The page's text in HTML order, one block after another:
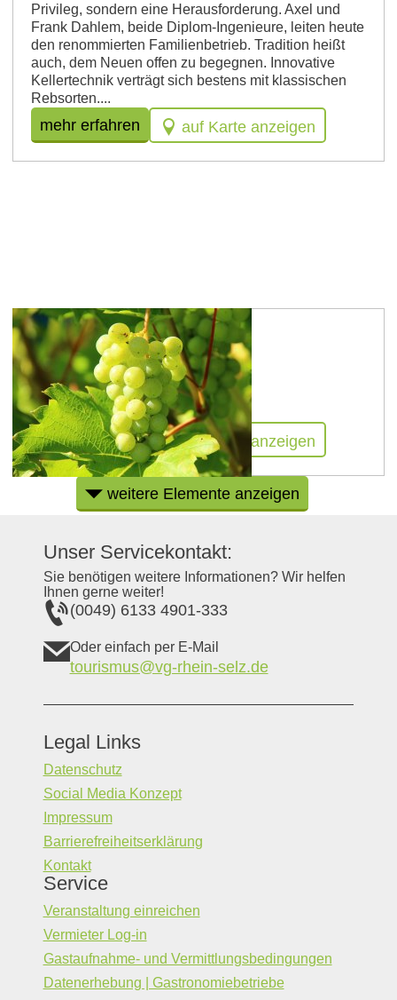
Privileg, sondern eine Herausforderung. Axel und
Frank Dahlem, beide Diplom-Ingenieure, leiten heute
den renommierten Familienbetrieb. Tradition heißt
auch, dem Neuen offen zu begegnen. Innovative
Kellertechnik verträgt sich bestens mit klassischen
Rebsorten....
mehr erfahren auf Karte anzeigen
Weingut Dietz
Weingut Dietz
mehr erfahren auf Karte anzeigen
weitere Elemente anzeigen
Unser Servicekontakt:
Sie benötigen weitere Informationen? Wir helfen
Ihnen gerne weiter!
(0049) 6133 4901-333
Oder einfach per E-Mail
tourismus@vg-rhein-selz.de
Legal Links
Datenschutz
Social Media Konzept
Impressum
Barrierefreiheitserklärung
Kontakt
Service
Veranstaltung einreichen
Vermieter Log-in
Gastaufnahme- und Vermittlungsbedingungen
Datenerhebung | Gastronomiebetriebe